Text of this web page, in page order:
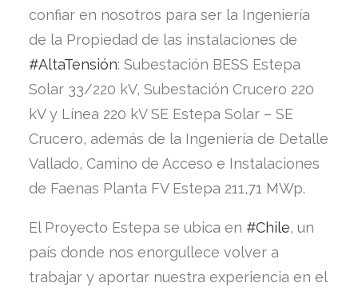
confiar en nosotros para ser la Ingeniería
de la Propiedad de las instalaciones de
#AltaTensión: Subestación BESS Estepa
Solar 33/220 kV, Subestación Crucero 220
kV y Línea 220 kV SE Estepa Solar – SE
Crucero, además de la Ingeniería de Detalle
Vallado, Camino de Acceso e Instalaciones
de Faenas Planta FV Estepa 211,71 MWp.
El Proyecto Estepa se ubica en #Chile, un
país donde nos enorgullece volver a
trabajar y aportar nuestra experiencia en el